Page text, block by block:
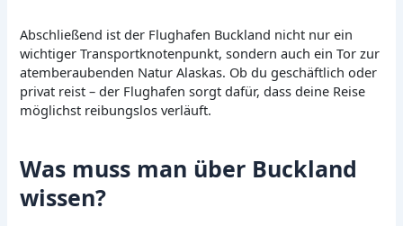
Abschließend ist der Flughafen Buckland nicht nur ein
wichtiger Transportknotenpunkt, sondern auch ein Tor zur
atemberaubenden Natur Alaskas. Ob du geschäftlich oder
privat reist – der Flughafen sorgt dafür, dass deine Reise
möglichst reibungslos verläuft.
Was muss man über Buckland
wissen?